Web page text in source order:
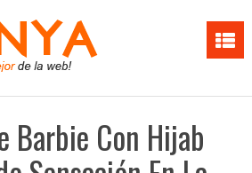
Barbie Con Hijab